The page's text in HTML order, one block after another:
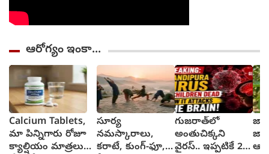
ఆరోగ్యం ఇంకా...
Calcium Tablets,
మా పిన్నిగారు రోజూ
క్యాల్షియం మాత్రలు
సూర్య
నమస్కారాలు,
కరాటే, కుంగ్-ఫూ,
గుజరాత్‌లో
అంతుచిక్కని
వైరస్.. ఇప్పటికే 22